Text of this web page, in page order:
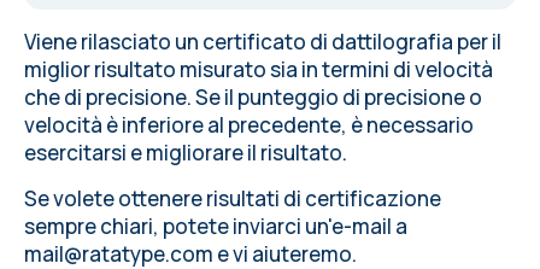
Viene rilasciato un certificato di dattilografia per il
miglior risultato misurato sia in termini di velocità
che di precisione. Se il punteggio di precisione o
velocità è inferiore al precedente, è necessario
esercitarsi e migliorare il risultato.
Se volete ottenere risultati di certificazione
sempre chiari, potete inviarci un'e-mail a
mail@ratatype.com e vi aiuteremo.